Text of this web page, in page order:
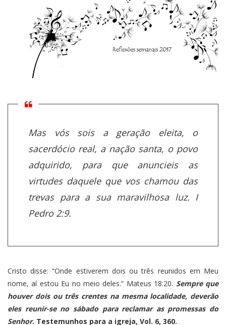
Mas vós sois a geração eleita, o
sacerdócio real, a nação santa, o povo
adquirido, para que anuncieis as
virtudes daquele que vos chamou das
trevas para a sua maravilhosa luz. I
Pedro 2:9.
Cristo disse: “Onde estiverem dois ou três reunidos em Meu
nome, aí estou Eu no meio deles.” Mateus 18:20. Sempre que
houver dois ou três crentes na mesma localidade, deverão
eles reunir-se no sábado para reclamar as promessas do
Senhor. Testemunhos para a igreja, Vol. 6, 360.